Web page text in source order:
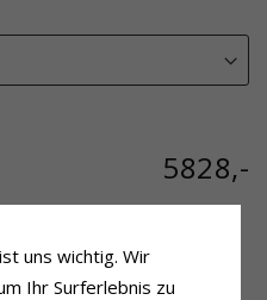
5828,-
Schmuckstein
uns wichtig. Wir
Ihr Surferlebnis zu